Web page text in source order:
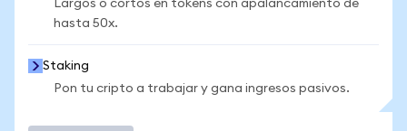
Largos o cortos en tokens con apalancamiento de
hasta 50x.
Staking
Pon tu cripto a trabajar y gana ingresos pasivos.